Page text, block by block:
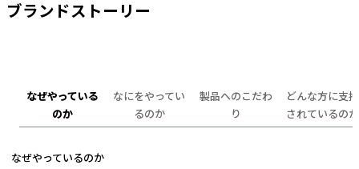
ブランドストーリー
なぜやっている
のか
なにをやってい
るのか
製品へのこだわ
り
どんな方に支持
されているのか
なぜやっているのか